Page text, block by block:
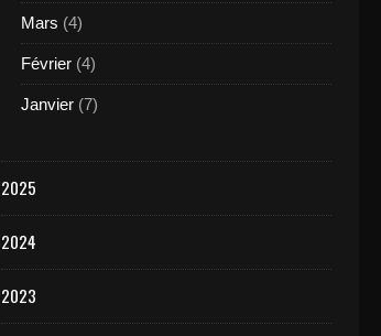
Mars (4)
Février (4)
Janvier (7)
2025
2024
2023